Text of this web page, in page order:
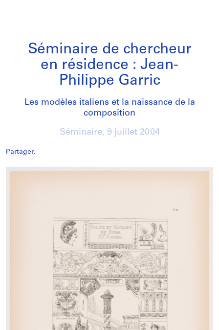
Séminaire de chercheur
en résidence : Jean-
Philippe Garric
Les modèles italiens et la naissance de la
composition
Séminaire, 9 juillet 2004
Partager,